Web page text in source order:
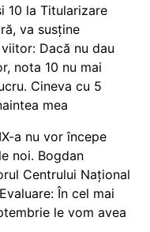
10 la Titularizare
va susține
Dacă nu dau
nota 10 nu mai
Cineva cu 5
mea
a nu vor începe
noi. Bogdan
Centrului Național
În cel mai
le vom avea